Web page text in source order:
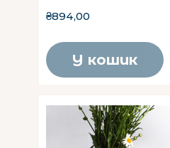
₴894,00
У кошик